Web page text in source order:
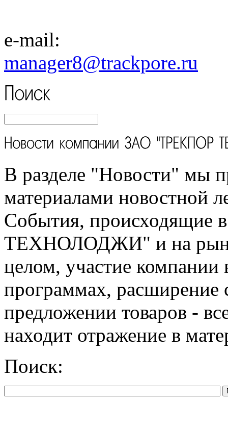
e-mail:
manager8@trackpore.ru
В разделе "Новости" мы
материалами новостной
События,
ТЕХНОЛОДЖИ" и на
целом, участие компании
программах, расширение
предложении товаров -
находит отражение в
Поиск: